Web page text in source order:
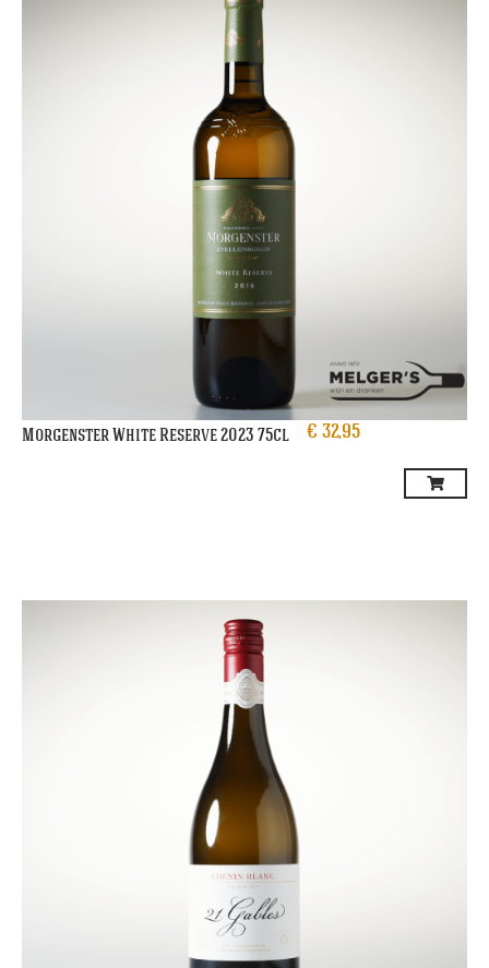
Morgenster White Reserve 2023 75cl € 32,95